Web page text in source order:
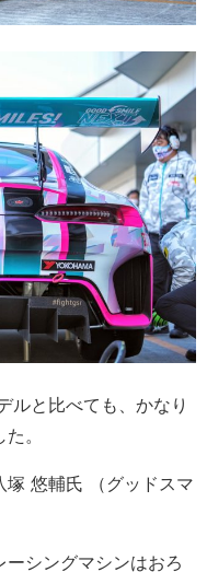
ルと比べても、かなり
。
塚 悠輔氏 （グッドスマ
シングマシンはおろ